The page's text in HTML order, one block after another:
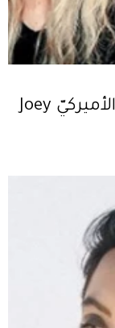
مقابلة خاصّة مع خبير التجميل الأميركيّ Joey